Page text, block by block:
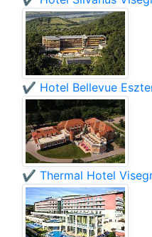
✔️ Hotel Bellevue
✔️ Thermal Hotel